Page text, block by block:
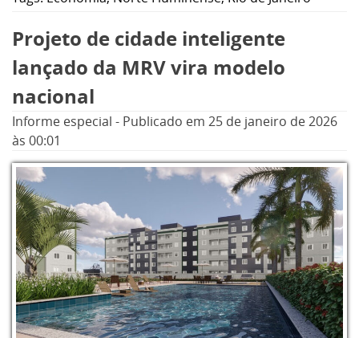
aproximadamente 483 mil em 2022 para
cerca de 519 mil em 2025, o que vem
movimentando o mercado imobiliário local.
Em fevereiro, por exemplo, a MRV, maior
construtora da América Latina, lança o Parque
Ilhabela, último condomínio do Reserva
Parque das Ilhas — complexo residencial
composto por outros dois empreendimentos,
o Parque Marajó e o Parque Abrolhos,
localizado no bairro Parque Pecuária. Cada
edifício conta com sua torre ou blocos
próprios. A mais nova das três edificações do
complexo terá 320 unidades e consolida a
presença da companhia na área.
Projeto de cidade inteligente
lançado da MRV vira modelo
nacional
Informe especial - Publicado em 25 de janeiro de 2026
às 00:01